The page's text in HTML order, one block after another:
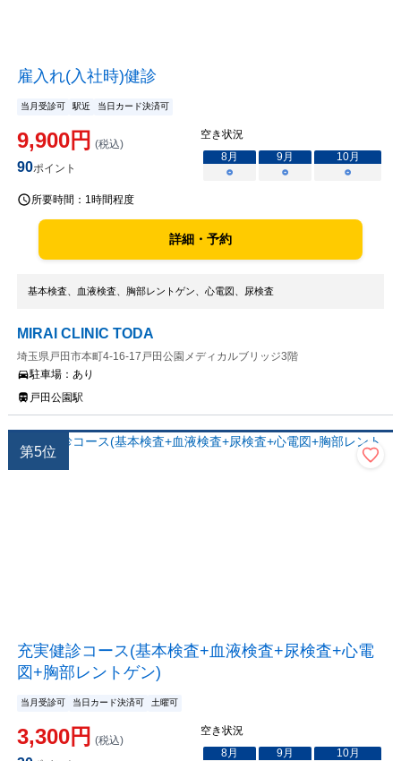
雇入れ(入社時)健診
当月受診可 駅近 当日カード決済可
9,900円 (税込)
90ポイント
空き状況
8月 9月 10月
○
○ ○
所要時間： 1時間程度
詳細・予約
基本検査、血液検査、胸部レントゲン、心電図、尿検査
MIRAI CLINIC TODA
埼玉県戸田市本町4-16-17戸田公園メディカルブリッジ3階
駐車場： あり
戸田公園駅
第5位
充実健診コース(基本検査+血液検査+尿検査+心電
図+胸部レントゲン)
当月受診可 当日カード決済可 土曜可
3,300円 (税込)
空き状況
8月 9月 10月